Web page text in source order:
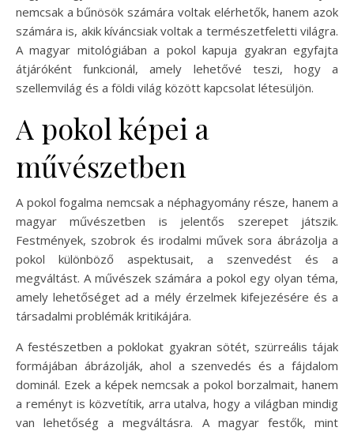
nemcsak a bűnösök számára voltak elérhetők, hanem azok
számára is, akik kíváncsiak voltak a természetfeletti világra.
A magyar mitológiában a pokol kapuja gyakran egyfajta
átjáróként funkcionál, amely lehetővé teszi, hogy a
szellemvilág és a földi világ között kapcsolat létesüljön.
A pokol képei a
művészetben
A pokol fogalma nemcsak a néphagyomány része, hanem a
magyar művészetben is jelentős szerepet játszik.
Festmények, szobrok és irodalmi művek sora ábrázolja a
pokol különböző aspektusait, a szenvedést és a
megváltást. A művészek számára a pokol egy olyan téma,
amely lehetőséget ad a mély érzelmek kifejezésére és a
társadalmi problémák kritikájára.
A festészetben a poklokat gyakran sötét, szürreális tájak
formájában ábrázolják, ahol a szenvedés és a fájdalom
dominál. Ezek a képek nemcsak a pokol borzalmait, hanem
a reményt is közvetítik, arra utalva, hogy a világban mindig
van lehetőség a megváltásra. A magyar festők, mint